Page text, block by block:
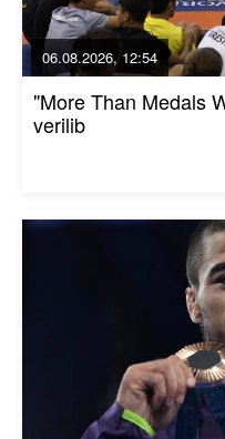
06.08.2026, 12:54
"More Than Medals
verilib